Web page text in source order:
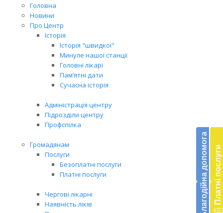
Головна
Новини
Про Центр
Історія
Історія "швидкої"
Минуле нашої станції
Головні лікарі
Пам’ятні дати
Сучасна історія
Адміністрація центру
Підрозділи центру
Профспілка
Громадянам
Послуги
Безоплатні послуги
Платні послуги
Чергові лікарні
Наявність ліків
‹ Благодійна допомога ‹ Платні послуги